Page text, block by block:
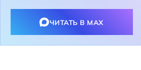
ЧИТАТЬ В MAX